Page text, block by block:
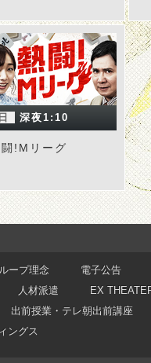
日 深夜1:10
!Mリーグ
ープ理念
電子公告
人材派遣
EX
出前授業・テレ朝出前講座
ングス